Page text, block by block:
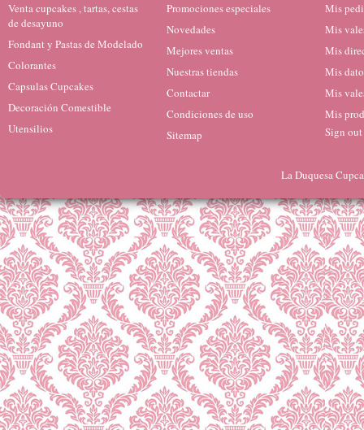
Venta cupcakes , tartas, cestas
de desayuno
Fondant y Pastas de Modelado
Colorantes
Capsulas Cupcakes
Decoración Comestible
Utensilios
Promociones especiales
Novedades
Mejores ventas
Nuestras tiendas
Contactar
Condiciones de uso
Sitemap
Mis
Mis
Mis
Mis
Mis
Mis
Sign out
La Duquesa